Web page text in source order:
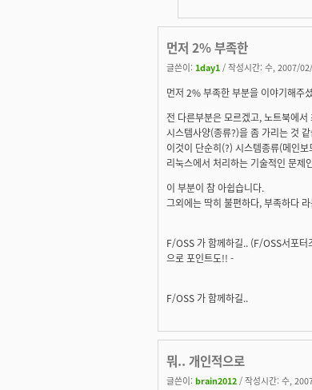
먼저 2% 부족한
글쓴이: 1day1 / 작성시간: 수, 2007/
먼저 2% 부족한 부분을 이야기해주
전 다른부분은 모르겠고, 노트북에
시스템사양(종류?)을 좀 가리는 것
이것이 단순히(?) 시스템종류(메인
리눅스에서 처리하는 기술적인 문제
이 부분이 참 아쉽습니다.
그외에는 딱히 불편하다, 부족하다
F/OSS 가 함께하길.. (F/OSS서포
으로 포인트도!! -
F/OSS 가 함께하길..
뭐.. 개인적으로
글쓴이: brain2012 / 작성시간: 수,